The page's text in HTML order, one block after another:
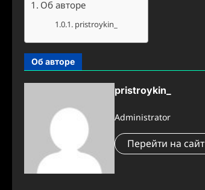
Об авторе
pristroykin_
Об авторе
pristroykin_
Administrator
Перейти на сайт